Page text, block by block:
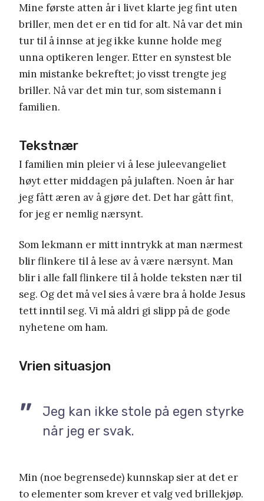
Mine første atten år i livet klarte jeg fint uten
briller, men det er en tid for alt. Nå var det min
tur til å innse at jeg ikke kunne holde meg
unna optikeren lenger. Etter en synstest ble
min mistanke bekreftet; jo visst trengte jeg
briller. Nå var det min tur, som sistemann i
familien.
Tekstnær
I familien min pleier vi å lese juleevangeliet
høyt etter middagen på julaften. Noen år har
jeg fått æren av å gjøre det. Det har gått fint,
for jeg er nemlig nærsynt.
Som lekmann er mitt inntrykk at man nærmest
blir flinkere til å lese av å være nærsynt. Man
blir i alle fall flinkere til å holde teksten nær til
seg. Og det må vel sies å være bra å holde Jesus
tett inntil seg. Vi må aldri gi slipp på de gode
nyhetene om ham.
Vrien situasjon
Jeg kan ikke stole på egen styrke
når jeg er svak.
Min (noe begrensede) kunnskap sier at det er
to elementer som krever et valg ved brillekjøp.